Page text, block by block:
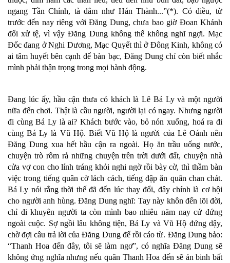
ngang Tần Chính, tà dâm như Hán Thành...”(*). Có điều, từ
trước đến nay riêng với Đăng Dung, chưa bao giờ Đoan Khánh
đối xử tệ, vì vậy Đăng Dung không thể không nghĩ ngợi. Mạc
Đốc đang ở Nghi Dương, Mạc Quyết thì ở Đông Kinh, không có
ai tâm huyết bên cạnh để bàn bạc, Đăng Dung chỉ còn biết nhắc
mình phải thận trọng trong mọi hành động.
Đang lúc ấy, hầu cận thưa có khách là Lê Bá Ly và một người
nữa đến chơi. Thật là cầu người, người lại có ngay. Nhưng người
đi cùng Bá Ly là ai? Khách bước vào, bỏ nón xuống, hoá ra đi
cùng Bá Ly là Vũ Hộ. Biết Vũ Hộ là người của Lê Oánh nên
Đăng Dung xua hết hầu cận ra ngoài. Họ ăn trầu uống nước,
chuyện trò rôm rả những chuyện trên trời dưới đất, chuyện nhà
cửa vợ con cho lính tráng khỏi nghi ngờ rồi bày cờ, thì thầm bàn
việc trong tiếng quân cờ lách cách, tiếng đập ăn quân chan chát.
Bá Ly nói rằng thời thế đã đến lúc thay đổi, đây chính là cơ hội
cho người anh hùng. Đăng Dung nghĩ: Tay này khôn đến lõi đời,
chỉ đi khuyên người ta còn mình bao nhiêu năm nay cứ đứng
ngoài cuộc. Sợ ngồi lâu không tiện, Bá Ly và Vũ Hộ đứng dậy,
chờ đợi câu trả lời của Đăng Dung để rồi cáo từ. Đăng Dung bảo:
“Thanh Hoa đến đây, tôi sẽ làm ngơ”, có nghĩa Đăng Dung sẽ
không ứng nghĩa nhưng nếu quân Thanh Hoa đến sẽ án binh bất